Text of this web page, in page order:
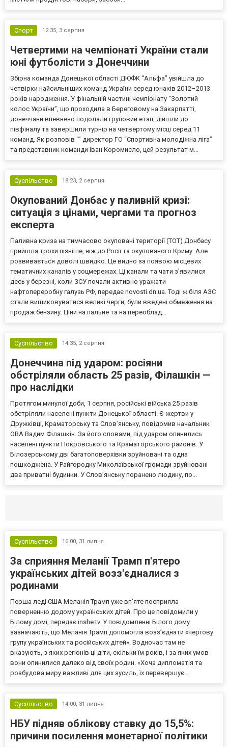
Спорт 12:35, 3 серпня
Четвертими на чемпіонаті України стали
юні футболісти з Донеччини
Збірна команда Донецької області ДЮФК “Альфа” увійшла до
четвірки найсильніших команд України серед юнаків 2012–2013
років народження. У фінальній частині чемпіонату “Золотий
колос України”, що проходила в Береговому на Закарпатті,
донеччани впевнено подолали груповий етап, дійшли до
півфіналу та завершили турнір на четвертому місці серед 11
команд. Як розповів “” директор ГО “Спортивна молодіжна ліга”
та представник команди Іван Коромисло, цей результат м...
Суспільство 18:23, 2 серпня
Окупований Донбас у паливній кризі:
ситуація з цінами, чергами та прогноз
експерта
Паливна криза на тимчасово окуповані території (ТОТ) Донбасу
прийшла трохи пізніше, ніж до Росії та окупованого Криму. Але
розвивається доволі швидко. Це видно за появою місцевих
тематичних каналів у соцмережах. Ці канали та чати з’явилися
десь у березні, коли ЗСУ почали активно уражати
нафтопереробну галузь РФ, передає novosti.dn.ua. Тоді ж біля АЗС
стали вишиковуватися великі черги, були введені обмеження на
продаж бензину. Ціни на пальне та на переоблад...
Суспільство 14:35, 2 серпня
Донеччина під ударом: росіяни
обстріляли область 25 разів, Філашкін —
про наслідки
Протягом минулої доби, 1 серпня, російські війська 25 разів
обстріляли населені пункти Донецької області. Є жертви у
Дружківці, Краматорську та Слов’янську, повідомив начальник
ОВА Вадим Філашкін. За його словами, під ударом опинились
населені пункти Покровського та Краматорського районів. У
Білозерському дві багатоповерхівки зруйновані та одна
пошкоджена. У Райгородку Миколаївської громади зруйновані
два приватні будинки. У Слов’янську поранено людину, по...
Суспільство 16:00, 31 липня
За сприяння Меланії Трамп п'ятеро
українських дітей возз'єдналися з
родинами
Перша леді США Меланія Трамп уже впʼяте посприяла
поверненню додому українських дітей. Про це повідомили у
Білому домі, передає inshe.tv. У повідомленні Білого дому
зазначають, що Меланія Трамп допомогла возз’єднати «чергову
групу українських та російських дітей». Водночас там не
вказують, з яких регіонів ці діти, скільки їм років, і за яких умов
вони опинилися далеко від своїх родин. «Хоча дипломатія та
розбудова миру важливі для цих зусиль, їх перевершує...
Суспільство 14:00, 31 липня
НБУ підняв облікову ставку до 15,5%:
причини посилення монетарної політики